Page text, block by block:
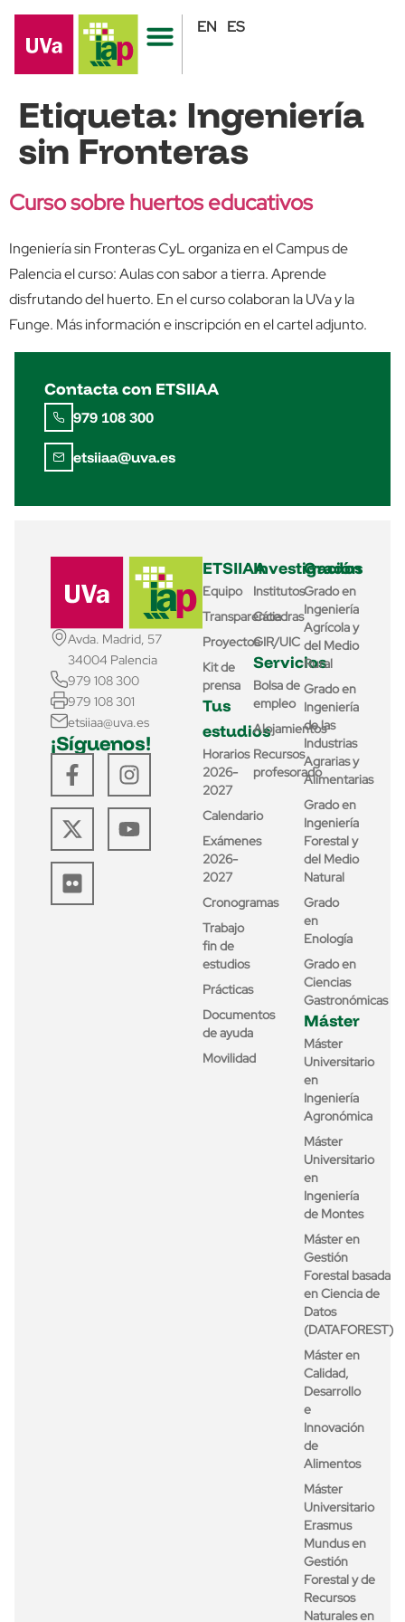
EN ES
Etiqueta: Ingeniería
sin Fronteras
Curso sobre huertos educativos
Ingeniería sin Fronteras CyL organiza en el Campus de
Palencia el curso: Aulas con sabor a tierra. Aprende
disfrutando del huerto. En el curso colaboran la UVa y la
Funge. Más información e inscripción en el cartel adjunto.
Contacta con ETSIIAA
979 108 300
etsiiaa@uva.es
Avda. Madrid, 57
34004 Palencia
979 108 300
979 108 301
etsiiaa@uva.es
¡Síguenos!
ETSIIAA
Equipo
Transparencia
Proyectos
Kit de
prensa
Tus
estudios
Horarios
2026-
2027
Calendario
Exámenes
2026-
2027
Cronogramas
Trabajo
fin de
estudios
Prácticas
Documentos
de ayuda
Movilidad
Investigación
Institutos
Cátedras
GIR/UIC
Servicios
Bolsa de
empleo
Alojamientos
Recursos
profesorado
Grados
Grado en
Ingeniería
Agrícola y
del Medio
Rural
Grado en
Ingeniería
de las
Industrias
Agrarias y
Alimentarias
Grado en
Ingeniería
Forestal y
del Medio
Natural
Grado
en
Enología
Grado en
Ciencias
Gastronómicas
Máster
Máster
Universitario
en
Ingeniería
Agronómica
Máster
Universitario
en
Ingeniería
de Montes
Máster en
Gestión
Forestal basada
en Ciencia de
Datos
(DATAFOREST)
Máster en
Calidad,
Desarrollo
e
Innovación
de
Alimentos
Máster
Universitario
Erasmus
Mundus en
Gestión
Forestal y de
Recursos
Naturales en